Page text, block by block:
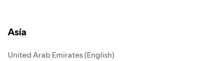
Asía
United Arab Emirates (English)